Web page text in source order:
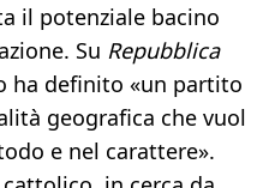
il potenziale bacino
Su Repubblica
ha definito «un partito
geografica che vuol
e nel carattere».